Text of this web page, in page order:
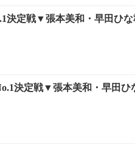
決定戦▼張本美和・早田ひ
決定戦▼張本美和・早田ひ